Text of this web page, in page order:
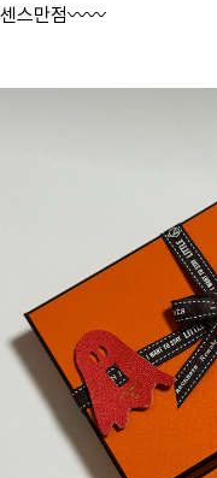
센스만점〰️〰️